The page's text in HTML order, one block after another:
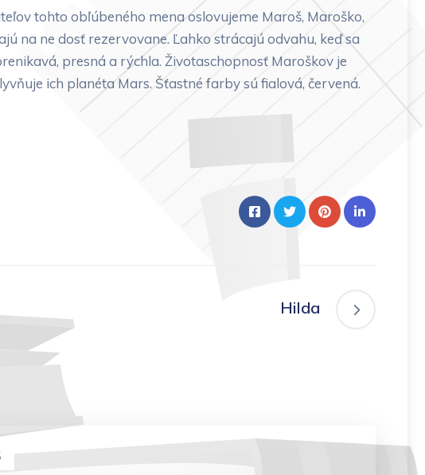
tohto obľúbeného mena oslovujeme Maroš, Maroško,
na ne dosť rezervovane. Ľahko strácajú odvahu, keď sa
presná a rýchla. Životaschopnosť Maroškov je
ich planéta Mars. Šťastné farby sú fialová, červená.
Hilda